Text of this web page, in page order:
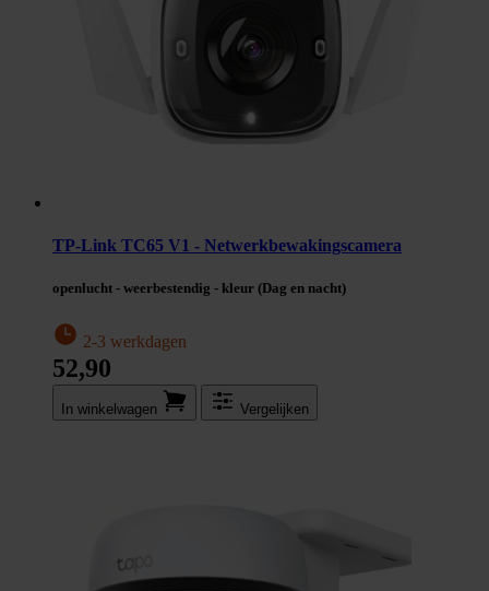
TP-Link TC65 V1 - Netwerkbewakingscamera
openlucht - weerbestendig - kleur (Dag en nacht)
2-3 werkdagen
52,90
In winkel­wagen Vergelijken